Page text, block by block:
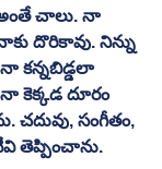
అంతే చాలు. నా
దొరికావు. నిన్ను
కన్నబిడ్డలా
కెక్కడ దూరం
చదువు, సంగీతం,
తెప్పించాను.